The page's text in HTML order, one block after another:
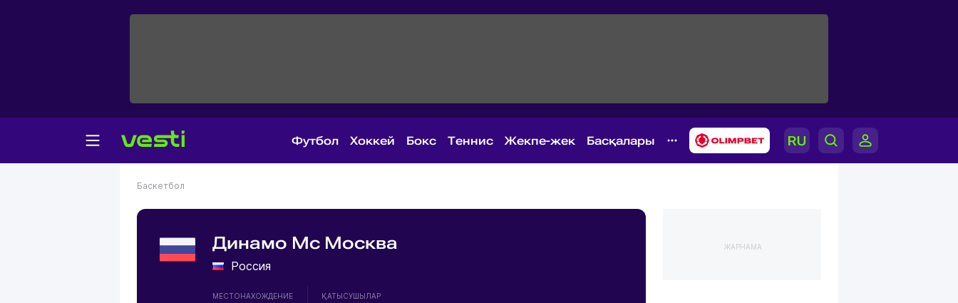
Футбол Хоккей Бокс Теннис Жекпе-жек Басқалары
Баскетбол
Динамо Мс Москва
Россия
МЕСТОНАХОЖДЕНИЕ ҚАТЫСУШЫЛАР
ЖАРНАМА